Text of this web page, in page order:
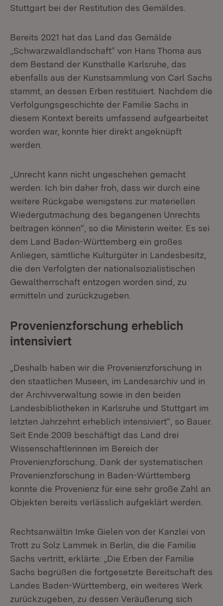
Stuttgart bei der Restitution des Gemäldes.
Bereits 2021 hat das Land das Gemälde
„Schwarzwaldlandschaft“ von Hans Thoma aus
dem Bestand der Kunsthalle Karlsruhe, das
ebenfalls aus der Kunstsammlung von Carl Sachs
stammt, an dessen Erben restituiert. Nachdem die
Verfolgungsgeschichte der Familie Sachs in
diesem Kontext bereits umfassend aufgearbeitet
worden war, konnte hier direkt angeknüpft
werden.
„Unrecht kann nicht ungeschehen gemacht
werden. Ich bin daher froh, dass wir durch eine
weitere Rückgabe wenigstens zur materiellen
Wiedergutmachung des begangenen Unrechts
beitragen können“, so die Ministerin weiter. Es sei
dem Land Baden-Württemberg ein großes
Anliegen, sämtliche Kulturgüter in Landesbesitz,
die den Verfolgten der nationalsozialistischen
Gewaltherrschaft entzogen worden sind, zu
ermitteln und zurückzugeben.
Provenienzforschung erheblich
intensiviert
„Deshalb haben wir die Provenienzforschung in
den staatlichen Museen, im Landesarchiv und in
der Archivverwaltung sowie in den beiden
Landesbibliotheken in Karlsruhe und Stuttgart im
letzten Jahrzehnt erheblich intensiviert“, so Bauer.
Seit Ende 2009 beschäftigt das Land drei
Wissenschaftlerinnen im Bereich der
Provenienzforschung. Dank der systematischen
Provenienzforschung in Baden-Württemberg
konnte die Provenienz für eine sehr große Zahl an
Objekten bereits verlässlich aufgeklärt werden.
Rechtsanwältin Imke Gielen von der Kanzlei von
Trott zu Solz Lammek in Berlin, die die Familie
Sachs vertritt, erklärte: „Die Erben der Familie
Sachs begrüßen die fortgesetzte Bereitschaft des
Landes Baden-Württemberg, ein weiteres Werk
zurückzugeben, zu dessen Veräußerung sich